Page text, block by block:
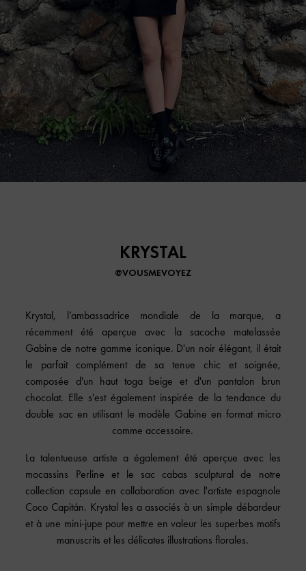
KRYSTAL
@VOUSMEVOYEZ
Krystal, l’ambassadrice mondiale de la marque, a
récemment été aperçue avec la sacoche matelassée
Gabine de notre gamme iconique. D'un noir élégant, il était
le parfait complément de sa tenue chic et soignée,
composée d'un haut toga beige et d'un pantalon brun
chocolat. Elle s'est également inspirée de la tendance du
double sac en utilisant le modèle Gabine en format micro
comme accessoire.
La talentueuse artiste a également été aperçue avec les
mocassins Perline et le sac cabas sculptural de notre
collection capsule en collaboration avec l'artiste espagnole
Coco Capitán. Krystal les a associés à un simple débardeur
et à une mini-jupe pour mettre en valeur les superbes motifs
manuscrits et les délicates illustrations florales.